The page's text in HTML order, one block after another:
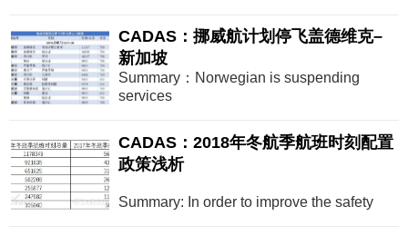
CADAS：挪威航计划停飞盖德维克–
新加坡
Summary：Norwegian is suspending
services
CADAS：2018年冬航季航班时刻配置
政策浅析
Summary: In order to improve the safety